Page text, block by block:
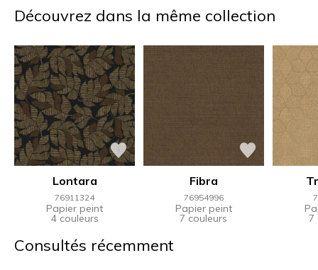
Découvrez dans la même collection
Lontara
76911324
Papier peint
4 couleurs
Fibra
76954996
Papier peint
7 couleurs 7
Consultés récemment